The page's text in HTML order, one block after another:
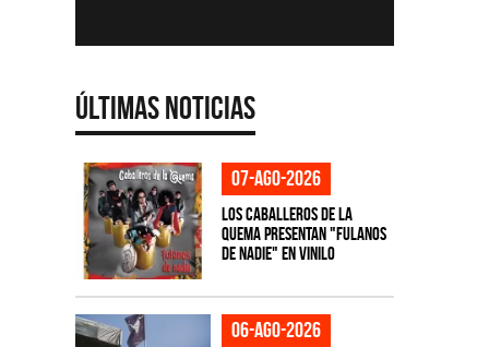
Últimas Noticias
07-ago-2026
Los Caballeros de la
Quema presentan "Fulanos
de Nadie" en vinilo
06-ago-2026